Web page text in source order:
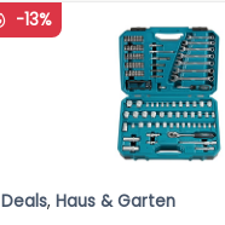
-13%
Deals, Haus & Garten